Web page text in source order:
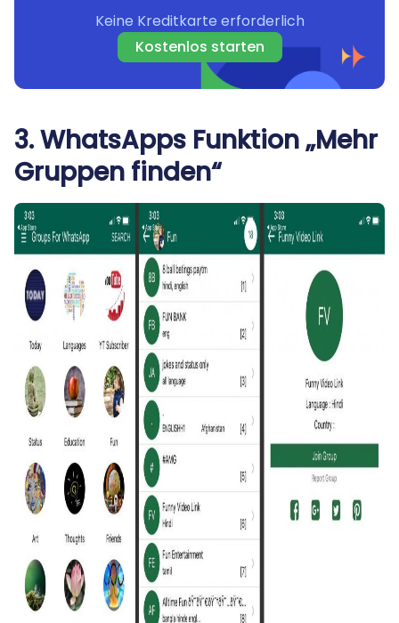
Keine Kreditkarte erforderlich
Kostenlos starten
3. WhatsApps Funktion „Mehr
Gruppen finden“